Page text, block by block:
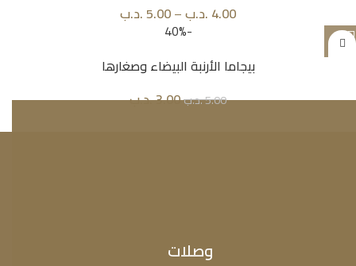
4.00 .د.ب–
5.00.د.ب
-40%
بيجاما الأرنبة البيضاء وصغارها
5.00.د.ب3.00.د.ب
وصلات